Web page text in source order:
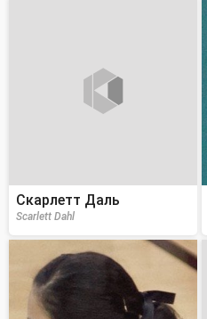
Скарлетт Даль
Scarlett Dahl